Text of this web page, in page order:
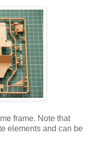
frame. Note that
elements and can be